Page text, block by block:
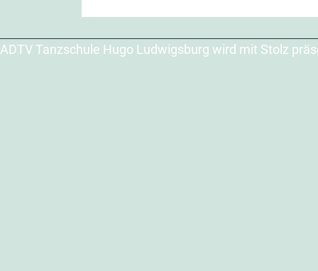
ADTV Tanzschule Hugo Ludwigsburg wird mit Stolz